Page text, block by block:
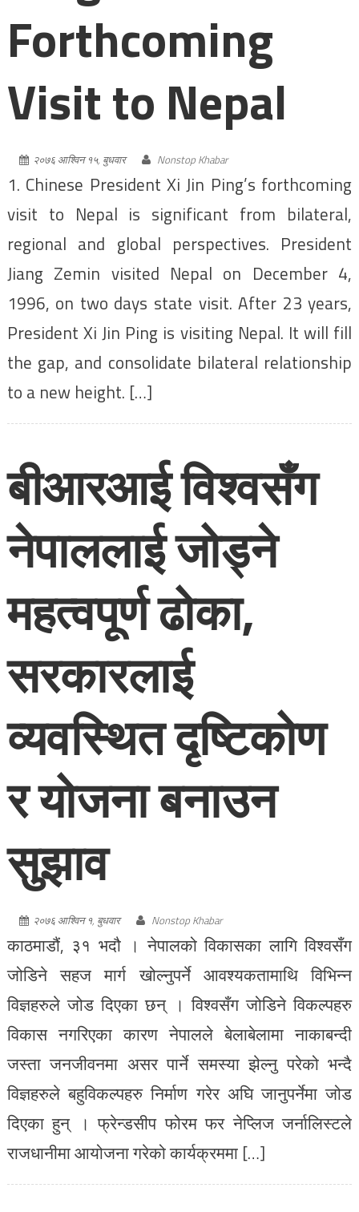
Forthcoming
Visit to Nepal
२०७६ आश्विन १५, बुधवार Nonstop Khabar
1. Chinese President Xi Jin Ping’s forthcoming
visit to Nepal is significant from bilateral,
regional and global perspectives. President
Jiang Zemin visited Nepal on December 4,
1996, on two days state visit. After 23 years,
President Xi Jin Ping is visiting Nepal. It will fill
the gap, and consolidate bilateral relationship
to a new height. […]
बीआरआई विश्वसँग
नेपाललाई जोड्ने
महत्वपूर्ण ढोका,
सरकारलाई
व्यवस्थित दृष्टिकोण
र योजना बनाउन
सुझाव
२०७६ आश्विन १, बुधवार Nonstop Khabar
काठमाडौं, ३१ भदौ । नेपालको विकासका लागि विश्वसँग
जोडिने सहज मार्ग खोल्नुपर्ने आवश्यकतामाथि विभिन्न
विज्ञहरुले जोड दिएका छन् । विश्वसँग जोडिने विकल्पहरु
विकास नगरिएका कारण नेपालले बेलाबेलामा नाकाबन्दी
जस्ता जनजीवनमा असर पार्ने समस्या झेल्नु परेको भन्दै
विज्ञहरुले बहुविकल्पहरु निर्माण गरेर अघि जानुपर्नेमा जोड
दिएका हुन् । फ्रेन्डसीप फोरम फर नेप्लिज जर्नालिस्टले
राजधानीमा आयोजना गरेको कार्यक्रममा […]